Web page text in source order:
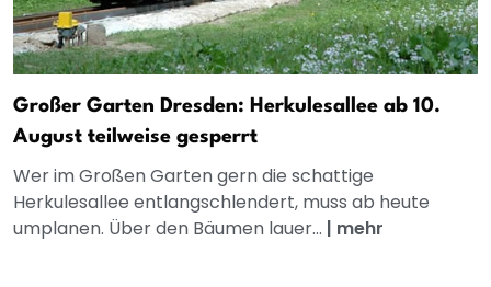
Großer Garten Dresden: Herkulesallee ab 10.
August teilweise gesperrt
Wer im Großen Garten gern die schattige
Herkulesallee entlangschlendert, muss ab heute
umplanen. Über den Bäumen lauer... | mehr